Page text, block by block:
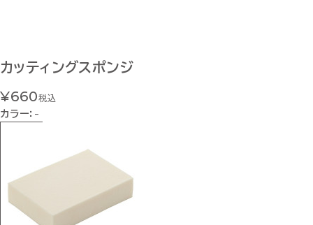
カッティングスポンジ
¥660税込
カラー： -